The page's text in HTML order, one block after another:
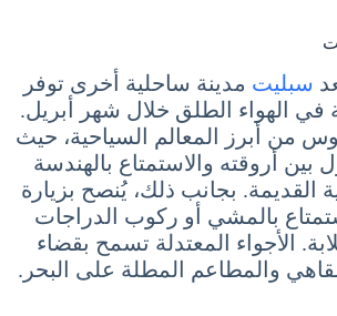
سبليت مدينة ساحلية أخرى توفر
في الهواء الطلق خلال شهر أبريل.
من أبرز المعالم السياحية، حيث
بين أروقته والاستمتاع بالهندسة
القديمة. بجانب ذلك، يُنصح بزيارة
بالمشي أو ركوب الدراجات
الأجواء المعتدلة تسمح بقضاء
والمطاعم المطلة على البحر.